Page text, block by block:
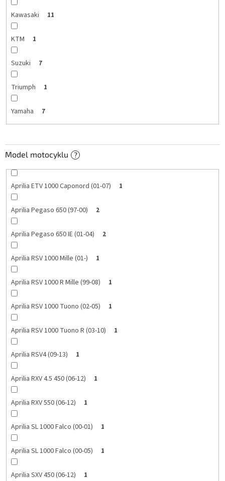
Kawasaki 11
KTM 1
Suzuki 7
Triumph 1
Yamaha 7
Model motocyklu ?
Aprilia ETV 1000 Caponord (01-07) 1
Aprilia Pegaso 650 (97-00) 2
Aprilia Pegaso 650 IE (01-04) 2
Aprilia RSV 1000 Mille (01-) 1
Aprilia RSV 1000 R Mille (99-08) 1
Aprilia RSV 1000 Tuono (02-05) 1
Aprilia RSV 1000 Tuono R (03-10) 1
Aprilia RSV4 (09-13) 1
Aprilia RXV 4.5 450 (06-12) 1
Aprilia RXV 550 (06-12) 1
Aprilia SL 1000 Falco (00-01) 1
Aprilia SL 1000 Falco (00-05) 1
Aprilia SXV 450 (06-12) 1